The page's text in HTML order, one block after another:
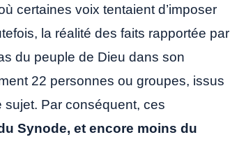
certaines voix tentaient d’imposer
la réalité des faits rapportée par
du peuple de Dieu dans son
22 personnes ou groupes, issus
Par conséquent, ces
Synode, et encore moins du